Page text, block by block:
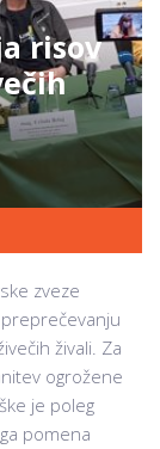
risov
zveze
živali. Za
ogrožene
je poleg
pomena